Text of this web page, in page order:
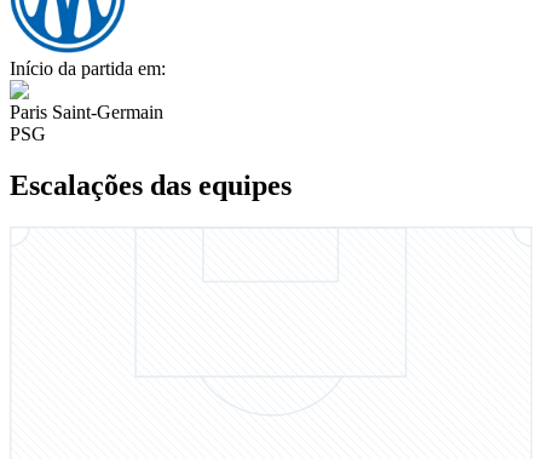
Início da partida em:
Paris Saint-Germain
PSG
Escalações das equipes